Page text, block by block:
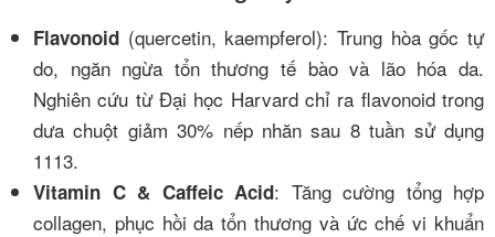
Flavonoid (quercetin, kaempferol): Trung hòa gốc tự
do, ngăn ngừa tổn thương tế bào và lão hóa da.
Nghiên cứu từ Đại học Harvard chỉ ra flavonoid trong
dưa chuột giảm 30% nếp nhăn sau 8 tuần sử dụng
1113.
Vitamin C & Caffeic Acid: Tăng cường tổng hợp
collagen, phục hồi da tổn thương và ức chế vi khuẩn